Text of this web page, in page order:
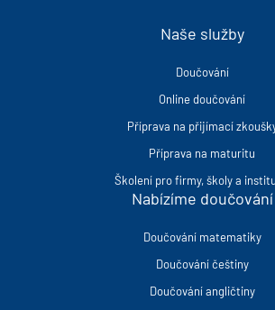
Naše služby
Doučování
Online doučování
Příprava na přijímací
Příprava na maturitu
Školení pro firmy, školy a
Nabízíme doučování
Doučování matematiky
Doučování češtiny
Doučování angličtiny